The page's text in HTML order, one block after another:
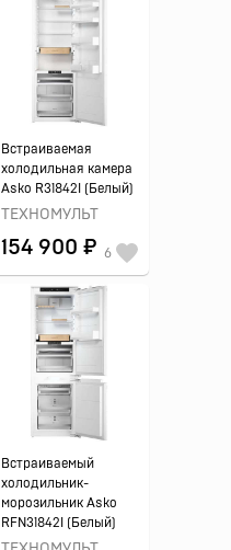
Встраиваемая
холодильная камера
Asko R31842I (Белый)
ТЕХНОМУЛЬТ
154 900 ₽ 6
Встраиваемый
холодильник-
морозильник Asko
RFN31842I (Белый)